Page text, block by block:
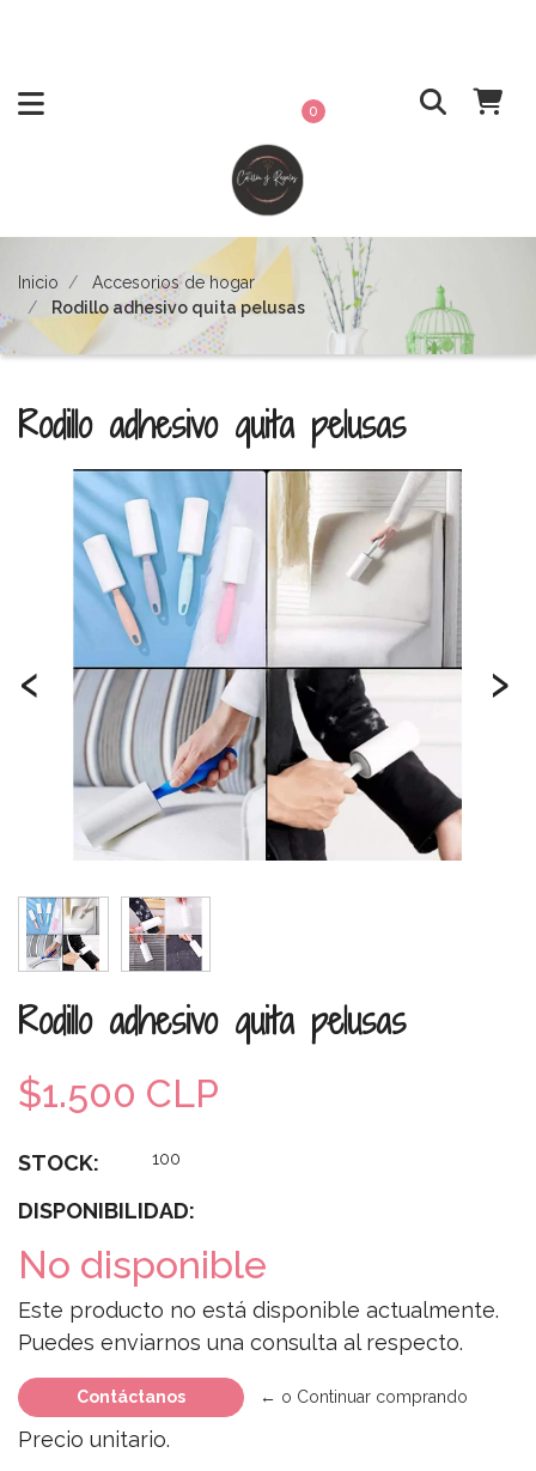
0
Inicio
Accesorios de hogar
Rodillo adhesivo quita pelusas
Rodillo adhesivo quita pelusas
‹ ›
Rodillo adhesivo quita pelusas
$1.500 CLP
STOCK: 100
DISPONIBILIDAD:
No disponible
Este producto no está disponible actualmente.
Puedes enviarnos una consulta al respecto.
Contáctanos ← o Continuar comprando
Precio unitario.